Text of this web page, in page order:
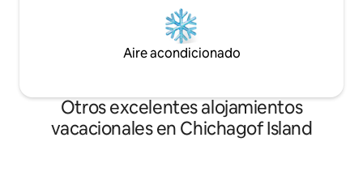
Aire acondicionado
Otros excelentes alojamientos
vacacionales en Chichagof Island